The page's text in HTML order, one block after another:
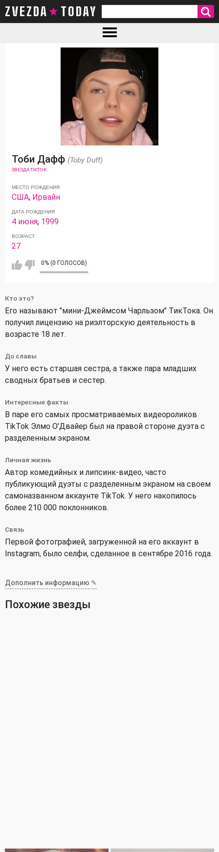
ZVEZDA TODAY
Тоби Дафф (Toby Duff)
ЗВЕЗДА TIKTOK
МЕСТО РОЖДЕНИЯ
США, Ирвайн
ДАТА РОЖДЕНИЯ
4 июня, 1999
ВОЗРАСТ
27
0% (0 ГОЛОСОВ)
Кто это?
Его называют "мини-Джеймсом Чарльзом" ТикТока. Он
получил лицензию на риэлторскую деятельность в
возрасте 18 лет.
До славы
У него есть старшая сестра, а также пара младших
сводных братьев и сестер.
Интересные факты
В паре его самых просматриваемых видеороликов
TikTok Элмо О'Двайер был на правой стороне дуэта с
разделенным экраном.
Личная жизнь
Автор комедийных и липсинк-видео, часто
публикующий дуэты с разделенным экраном на своем
самоназванном аккаунте TikTok. У него накопилось
более 210 000 поклонников.
Связь
Первой фотографией, загруженной на его аккаунт в
Instagram, было селфи, сделанное в сентябре 2016 года.
Дополнить информацию ✎
Похожие звезды